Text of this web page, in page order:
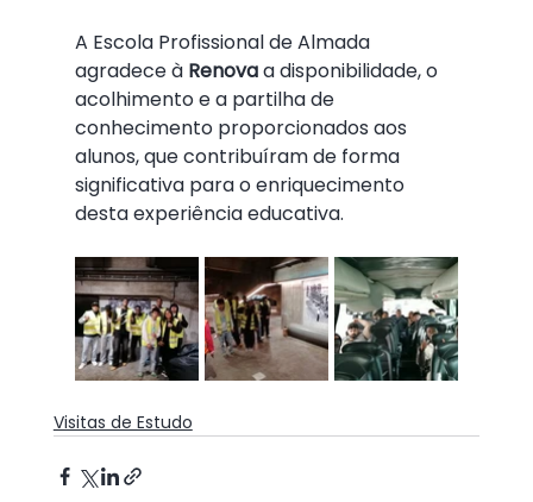
A Escola Profissional de Almada
agradece à Renova a disponibilidade, o
acolhimento e a partilha de
conhecimento proporcionados aos
alunos, que contribuíram de forma
significativa para o enriquecimento
desta experiência educativa.
Visitas de Estudo